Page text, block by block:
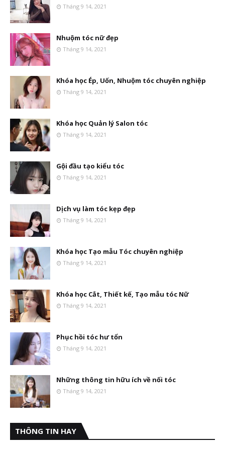
Tháng 9 14, 2021
Nhuộm tóc nữ đẹp
Tháng 9 14, 2021
Khóa học Ép, Uốn, Nhuộm tóc chuyên nghiệp
Tháng 9 14, 2021
Khóa học Quản lý Salon tóc
Tháng 9 14, 2021
Gội đầu tạo kiểu tóc
Tháng 9 14, 2021
Dịch vụ làm tóc kẹp đẹp
Tháng 9 14, 2021
Khóa học Tạo mẫu Tóc chuyên nghiệp
Tháng 9 14, 2021
Khóa học Cắt, Thiết kế, Tạo mẫu tóc Nữ
Tháng 9 14, 2021
Phục hồi tóc hư tổn
Tháng 9 14, 2021
Những thông tin hữu ích về nối tóc
Tháng 9 14, 2021
THÔNG TIN HAY